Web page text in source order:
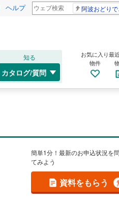
ヘルプ 阿
知る
カタログ/質問
お気に入り
物件
最
簡単1分！最新のお申込状況を
てみよう
資料をもらう